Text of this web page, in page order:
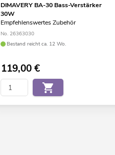
DIMAVERY BA-30 Bass-Verstärker
30W
Empfehlenswertes Zubehör
No. 26363030
Bestand reicht ca. 12 Wo.
119,00€